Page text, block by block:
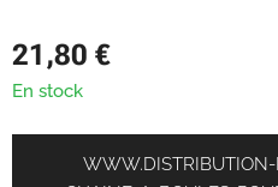
21,80 €
En stock